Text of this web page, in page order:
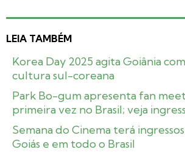
LEIA TAMBÉM
Korea Day 2025 agita Goiânia
cultura sul-coreana
Park Bo-gum apresenta fan
primeira vez no Brasil; veja
Semana do Cinema terá ingressos
Goiás e em todo o Brasil